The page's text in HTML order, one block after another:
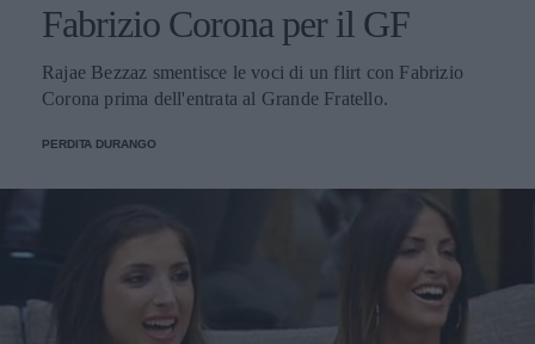
Fabrizio Corona per il GF
Rajae Bezzaz smentisce le voci di un flirt con Fabrizio
Corona prima dell'entrata al Grande Fratello.
PERDITA DURANGO